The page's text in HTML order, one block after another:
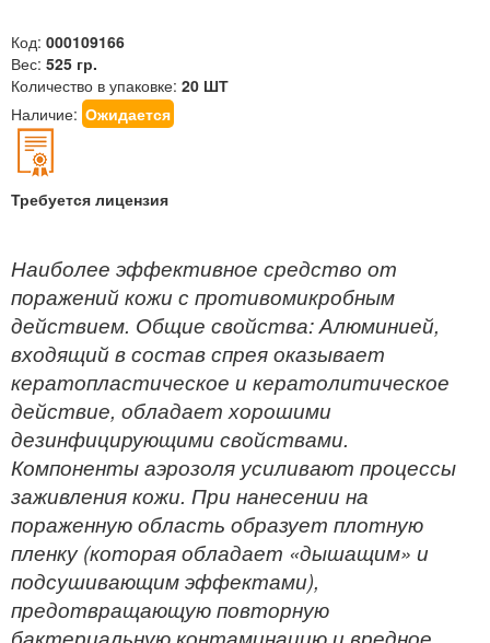
Код: 000109166
Вес: 525 гр.
Количество в упаковке: 20 ШТ
Наличие: Ожидается
Требуется лицензия
Наиболее эффективное средство от
поражений кожи с противомикробным
действием. Общие свойства: Алюминией,
входящий в состав спрея оказывает
кератопластическое и кератолитическое
действие, обладает хорошими
дезинфицирующими свойствами.
Компоненты аэрозоля усиливают процессы
заживления кожи. При нанесении на
пораженную область образует плотную
пленку (которая обладает «дышащим» и
подсушивающим эффектами),
предотвращающую повторную